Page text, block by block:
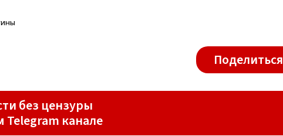
Поделиться
без цензуры
Telegram канале